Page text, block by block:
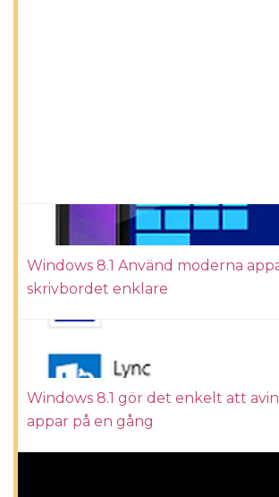
Windows 8.1 Använd moderna
skrivbordet enklare
Windows 8.1 gör det enkelt att
appar på en gång